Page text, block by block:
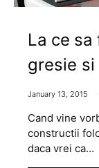
La ce
gresie
January 13, 2015
Cand vine
constructii
daca vrei ca…